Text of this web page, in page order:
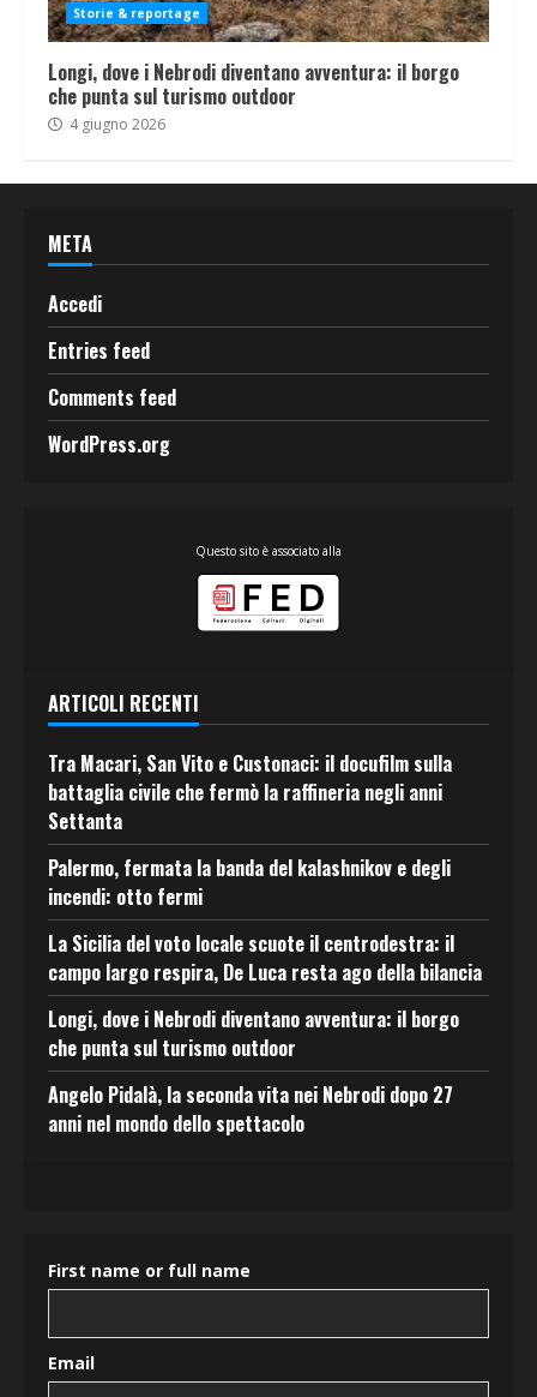
Storie & reportage
Longi, dove i Nebrodi diventano avventura: il borgo
che punta sul turismo outdoor
4 giugno 2026
META
Accedi
Entries feed
Comments feed
WordPress.org
Questo sito è associato alla
ARTICOLI RECENTI
Tra Macari, San Vito e Custonaci: il docufilm sulla
battaglia civile che fermò la raffineria negli anni
Settanta
Palermo, fermata la banda del kalashnikov e degli
incendi: otto fermi
La Sicilia del voto locale scuote il centrodestra: il
campo largo respira, De Luca resta ago della bilancia
Longi, dove i Nebrodi diventano avventura: il borgo
che punta sul turismo outdoor
Angelo Pidalà, la seconda vita nei Nebrodi dopo 27
anni nel mondo dello spettacolo
First name or full name
Email